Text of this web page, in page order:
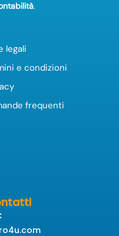
.
legali
e condizioni
frequenti